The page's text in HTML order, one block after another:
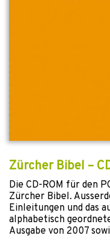
Zürcher Bibel –
Die CD-ROM für den
Zürcher Bibel.
Einleitungen und das
alphabetisch
Ausgabe von 2007